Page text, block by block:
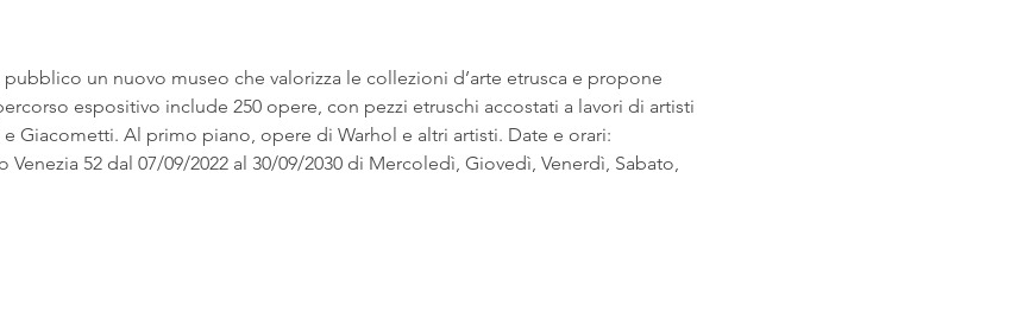
un nuovo museo che valorizza le collezioni d’arte etrusca e propone
espositivo include 250 opere, con pezzi etruschi accostati a lavori di artisti
Giacometti. Al primo piano, opere di Warhol e altri artisti. Date e orari:
Venezia 52 dal 07/09/2022 al 30/09/2030 di Mercoledì, Giovedì, Venerdì, Sabato,